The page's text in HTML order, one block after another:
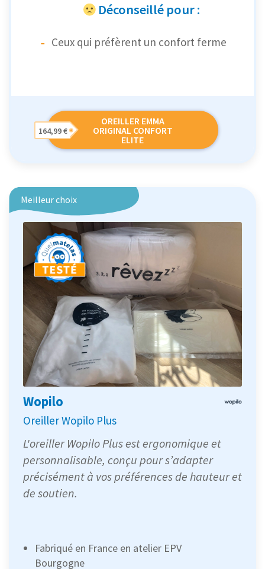
Déconseillé pour :
Ceux qui préfèrent un confort ferme
OREILLER EMMA
ORIGINAL CONFORT
ELITE
164,99 €
Meilleur choix
Wopilo
Oreiller Wopilo Plus
L'oreiller Wopilo Plus est ergonomique et
personnalisable, conçu pour s’adapter
précisément à vos préférences de hauteur et
de soutien.
Fabriqué en France en atelier EPV
Bourgogne